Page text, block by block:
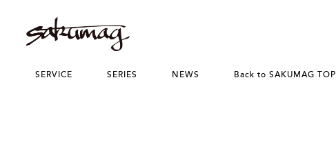
SERVICE SERIES NEWS Back to SAKUMAG TOP